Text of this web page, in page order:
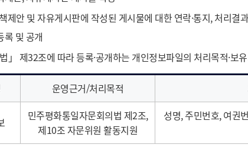
제안 및 자유게시판에 작성된 게시물에 대한 연락·통지, 처리결
록 및 공개
」 제32조에 따라 등록·공개하는 개인정보파일의 처리목적·보
운영근거/처리목적
민주평화통일자문회의법 제2조,
제10조자문위원 활동지원
성명, 주민번호, 여권